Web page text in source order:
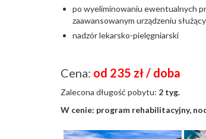
po wyeliminowaniu ewentualnych
zaawansowanym urządzeniu
nadzór lekarsko-pielęgniarski
Cena: od 235 zł / doba
Zalecona długość pobytu: 2 tyg.
W cenie: program rehabilitacyjny,